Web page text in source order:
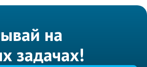
на
задачах!